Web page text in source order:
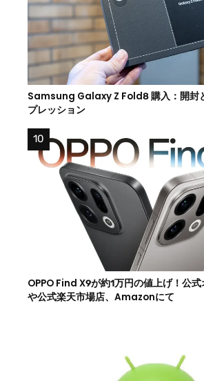
Samsung Galaxy Z Fold8 購入：開封
プレッション
OPPO Find X9が約1万円の値上げ！公
や公式楽天市場店、Amazonにて